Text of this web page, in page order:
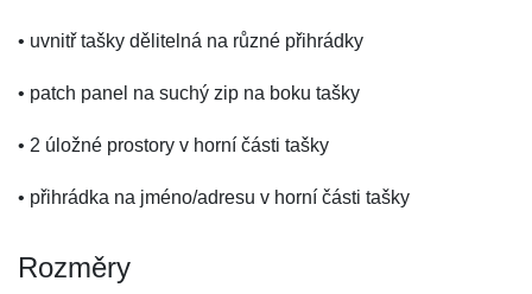
• uvnitř tašky dělitelná na různé přihrádky
• patch panel na suchý zip na boku tašky
• 2 úložné prostory v horní části tašky
• přihrádka na jméno/adresu v horní části tašky
Rozměry